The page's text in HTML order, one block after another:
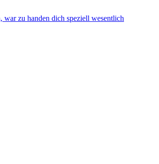
zu handen dich speziell wesentlich